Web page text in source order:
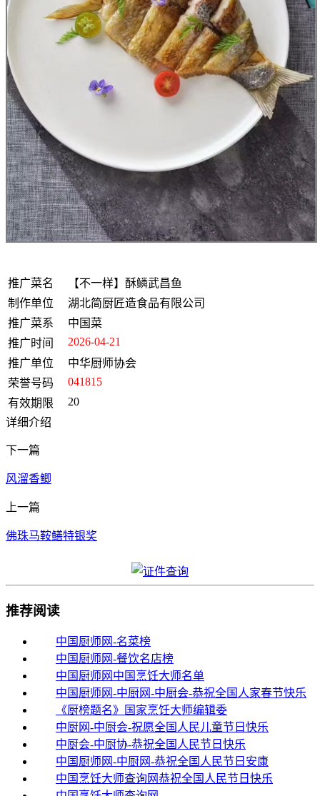
推广菜名
【不一样】酥鳞武昌鱼
制作单位
湖北简厨匠造食品有限公司
推广菜系
中国菜
推广时间
2026-04-21
推广单位
中华厨师协会
荣誉号码
041815
有效期限
20
详细介绍
下一篇
风溜香鲫
上一篇
佛珠马鞍鳝特银奖
推荐阅读
中国厨师网-名菜榜
中国厨师网-餐饮名店榜
中国厨师网中国烹饪大师名单
中国厨师网-中厨网-中厨会-恭祝全国人家春节快乐
《厨榜题名》国家烹饪大师编辑委
中厨网-中厨会-祝愿全国人民儿童节日快乐
中厨会-中厨协-恭祝全国人民节日快乐
中国厨师网-中厨网-恭祝全国人民节日安康
中国烹饪大师查询网恭祝全国人民节日快乐